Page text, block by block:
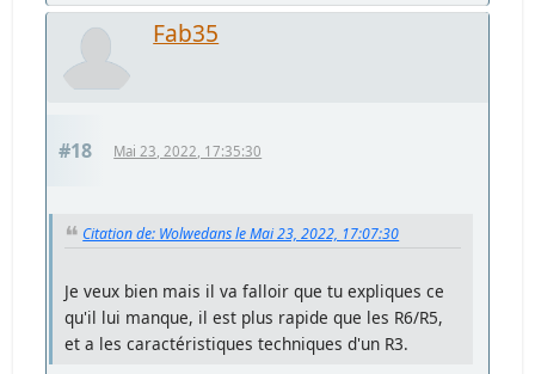
Fab35
#18 Mai 23, 2022, 17:35:30
Citation de: Wolwedans le Mai 23, 2022, 17:07:30
Je veux bien mais il va falloir que tu expliques ce
qu'il lui manque, il est plus rapide que les R6/R5,
et a les caractéristiques techniques d'un R3.